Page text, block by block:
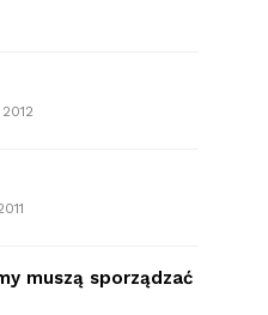
muszą sporządzać